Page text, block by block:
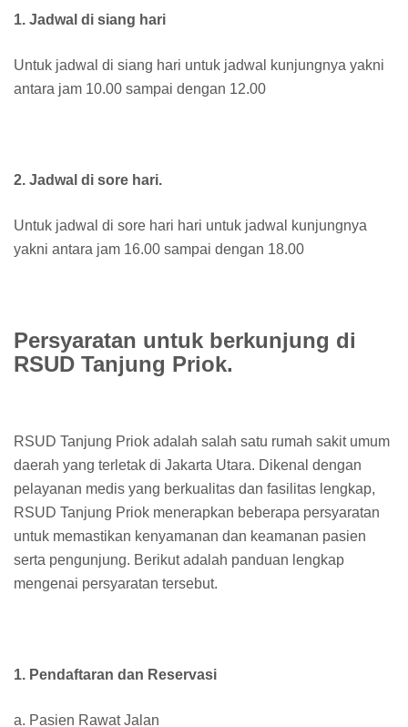
1. Jadwal di siang hari
Untuk jadwal di siang hari untuk jadwal kunjungnya yakni
antara jam 10.00 sampai dengan 12.00
2. Jadwal di sore hari.
Untuk jadwal di sore hari hari untuk jadwal kunjungnya
yakni antara jam 16.00 sampai dengan 18.00
Persyaratan untuk berkunjung di
RSUD Tanjung Priok.
RSUD Tanjung Priok adalah salah satu rumah sakit umum
daerah yang terletak di Jakarta Utara. Dikenal dengan
pelayanan medis yang berkualitas dan fasilitas lengkap,
RSUD Tanjung Priok menerapkan beberapa persyaratan
untuk memastikan kenyamanan dan keamanan pasien
serta pengunjung. Berikut adalah panduan lengkap
mengenai persyaratan tersebut.
1. Pendaftaran dan Reservasi
a. Pasien Rawat Jalan